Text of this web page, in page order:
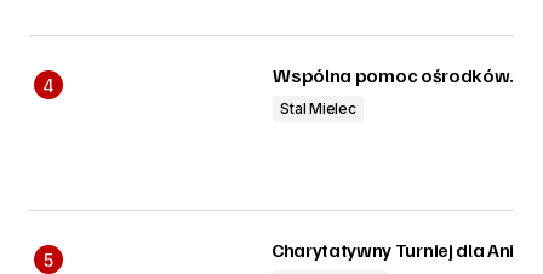
Wspólna pomoc ośrodków.
Stal Mielec
Charytatywny Turniej dla Ani